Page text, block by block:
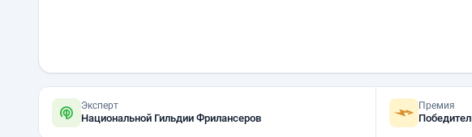
Эксперт
Национальной Гильдии Фрилансеров
Премия